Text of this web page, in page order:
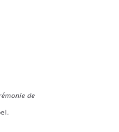
de